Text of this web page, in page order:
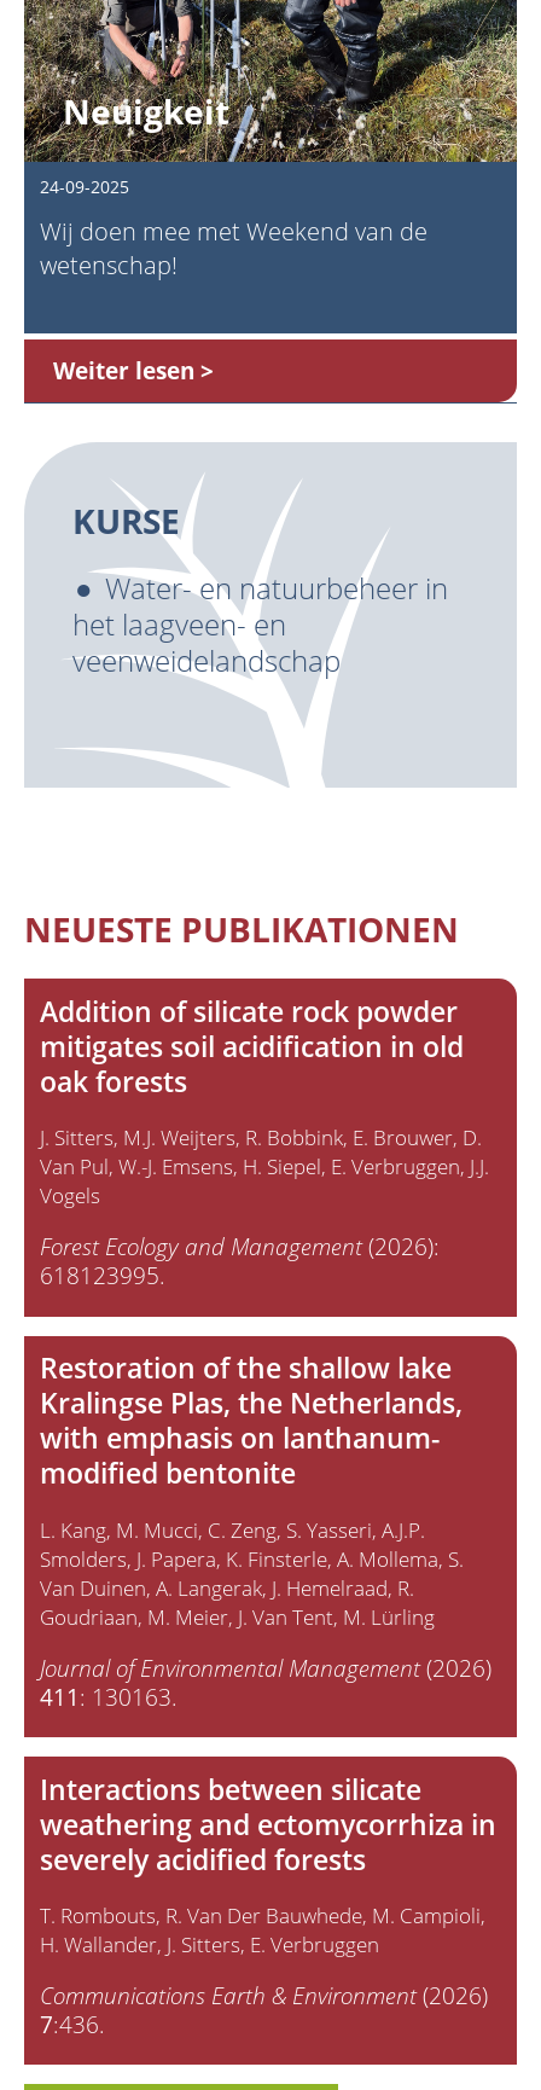
Neuigkeit
24-09-2025
Wij doen mee met Weekend van de
wetenschap!
Weiter lesen
KURSE
Water- en natuurbeheer in
het laagveen- en
veenweidelandschap
NEUESTE PUBLIKATIONEN
Addition of silicate rock powder
mitigates soil acidification in old
oak forests
J. Sitters M.J. Weijters R. Bobbink E. Brouwer D.
Van Pul W.-J. Emsens H. Siepel E. Verbruggen J.J.
Vogels
Forest Ecology and Management(2026):
618123995.
Restoration of the shallow lake
Kralingse Plas, the Netherlands,
with emphasis on lanthanum-
modified bentonite
L. Kang M. Mucci C. Zeng S. Yasseri A.J.P.
Smolders J. Papera K. Finsterle A. Mollema S.
Van Duinen A. Langerak J. Hemelraad R.
Goudriaan M. Meier J. Van Tent M. Lürling
Journal of Environmental Management(2026)
411: 130163.
Interactions between silicate
weathering and ectomycorrhiza in
severely acidified forests
T. Rombouts R. Van Der Bauwhede M. Campioli
H. Wallander J. Sitters E. Verbruggen
Communications Earth & Environment(2026)
7:436.